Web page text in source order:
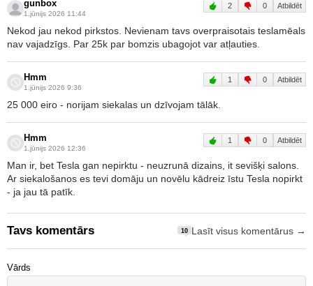
gunbox
1.jūnijs 2026 11:44
2 0 Atbildēt
Nekod jau nekod pirkstos. Nevienam tavs overpraisotais teslamēals
nav vajadzīgs. Par 25k par bomzis ubagojot var atļauties.
Hmm
1.jūnijs 2026 9:36
1 0 Atbildēt
25 000 eiro - norijam siekalas un dzīvojam tālāk.
Hmm
1.jūnijs 2026 12:36
1 0 Atbildēt
Man ir, bet Tesla gan nepirktu - neuzrunā dizains, it sevišķi salons.
Ar siekalošanos es tevi domāju un novēlu kādreiz īstu Tesla nopirkt
- ja jau tā patīk.
Tavs komentārs 10 Lasīt visus komentārus →
Vārds